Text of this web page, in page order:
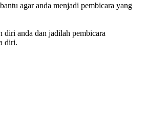
agar anda menjadi pembicara yang
anda dan jadilah pembicara
diri.